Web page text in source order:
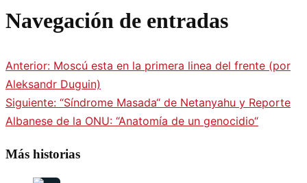
Navegación de entradas
Anterior: Moscú esta en la primera linea del frente (por
Aleksandr Duguin)
Siguiente: “Síndrome Masada“ de Netanyahu y Reporte
Albanese de la ONU: “Anatomía de un genocidio“
Más historias